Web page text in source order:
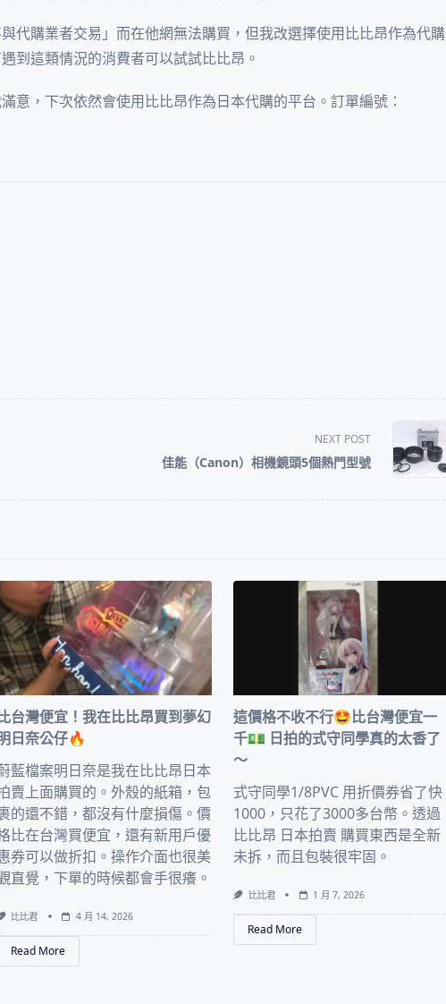
代購業者交易」而在他網無法購買，但我改選擇使用比比昂作為代購
到這類情況的消費者可以試試比比昂。
意，下次依然會使用比比昂作為日本代購的平台。訂單編號：
NEXT POST
佳能（Canon）相機鏡頭5個熱門型號
台灣便宜！我在比比昂買到夢幻
日奈公仔🔥
藍檔案明日奈是我在比比昂日本
賣上面購買的。外殼的紙箱，包
的還不錯，都沒有什麼損傷。價
比在台灣買便宜，還有新用戶優
券可以做折扣。操作介面也很美
直覺，下單的時候都會手很癢。
比比君 4 月 14, 2026
Read More
這價格不收不行🤩比台灣便宜一
千💵 日拍的式守同學真的太香了
～
式守同學1/8PVC 用折價券省了快
1000，只花了3000多台幣。透過
比比昂 日本拍賣 購買東西是全新
未拆，而且包裝很牢固。
比比君 1 月 7, 2026
Read More